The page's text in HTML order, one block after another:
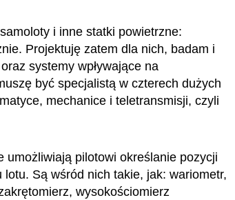
i inne statki powietrzne:
Projektuję zatem dla nich, badam i
systemy wpływające na
być specjalistą w czterech dużych
mechanice i teletransmisji, czyli
umożliwiają pilotowi określanie pozycji
Są wśród nich takie, jak: wariometr,
wysokościomierz